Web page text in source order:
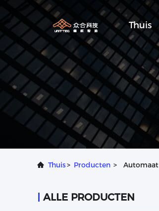
Thuis
Thuis> Producten > Automaat
ALLE PRODUCTEN